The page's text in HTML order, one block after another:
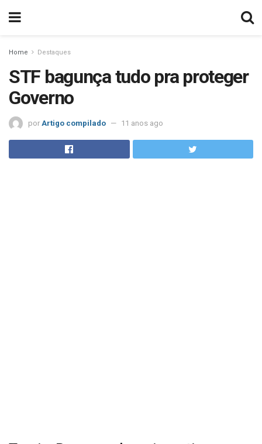
Home Destaques
STF bagunça tudo pra proteger
Governo
por Artigo compilado 11 anos ago